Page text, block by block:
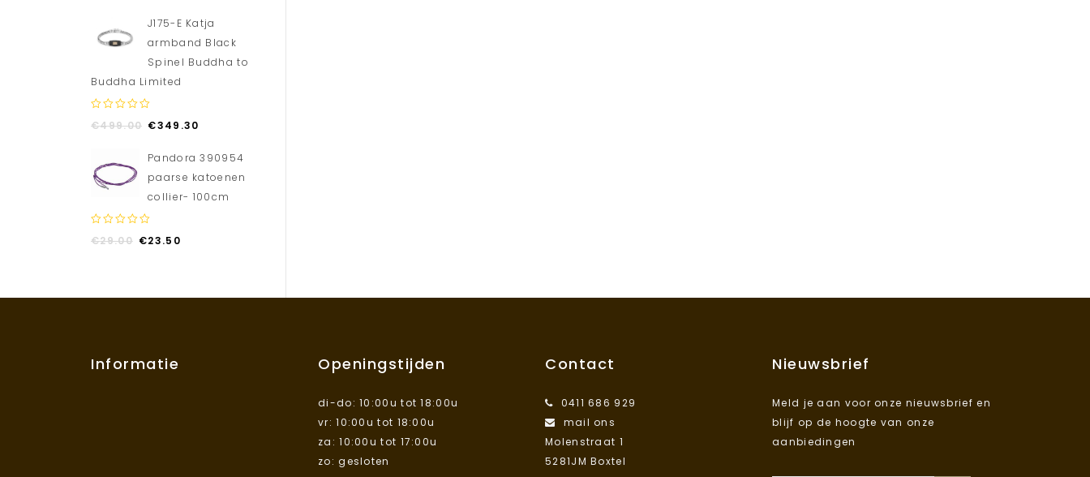
J175-E Katja
armband Black
Spinel Buddha to
Buddha Limited
out
€499.00 €349.30
Pandora 390954
paarse katoenen
collier- 100cm
out
€29.00 €23.50
Informatie Openingstijden
di-do: 10:00u tot 18:00u
vr: 10:00u tot 18:00u
za: 10:00u tot 17:00u
zo: gesloten
Contact
0411 686 929
mail ons
Molenstraat 1
5281JM Boxtel
Nieuwsbrief
Meld je aan voor onze nieuwsbrief en
blijf op de hoogte van onze
aanbiedingen